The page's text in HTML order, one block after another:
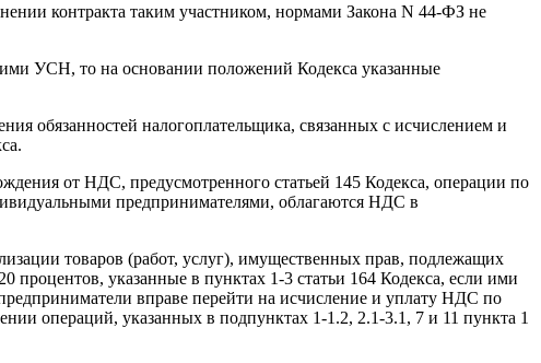
контракта таким участником, нормами Закона N 44-ФЗ не
УСН, то на основании положений Кодекса указанные
обязанностей налогоплательщика, связанных с исчислением и
от НДС, предусмотренного статьей 145 Кодекса, операции по
предпринимателями, облагаются НДС в
товаров (работ, услуг), имущественных прав, подлежащих
процентов, указанные в пунктах 1-3 статьи 164 Кодекса, если ими
вправе перейти на исчисление и уплату НДС по
операций, указанных в подпунктах 1-1.2, 2.1-3.1, 7 и 11 пункта 1